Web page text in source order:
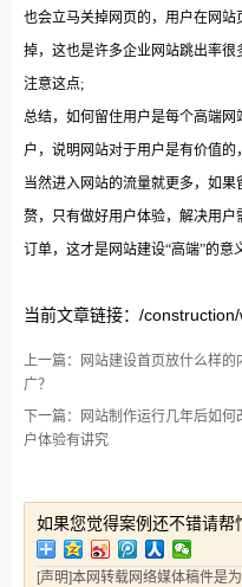
也会立马关掉网页的，用户在网
掉，这也是许多企业网站跳出率
注意这点;
总结，如何留住用户是每个高端
户，说明网站对于用户是有价值的
当然进入网站的流量就更多，如
赘，只有做好用户体验，解决用
订单，这才是网站建设“高端”的意
当前文章链接：/
上一篇：网站建设首页放什么样的
广？
下一篇：网站制作运行几年后如何
户体验有讲究
如果您觉得案例还不错请帮
[声明]本网转载网络媒体稿件是